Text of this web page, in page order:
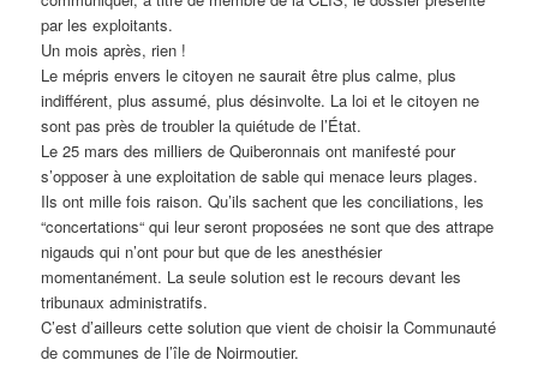
par les exploitants.
Un mois après, rien !
Le mépris envers le citoyen ne saurait être plus calme, plus
indifférent, plus assumé, plus désinvolte. La loi et le citoyen ne
sont pas près de troubler la quiétude de l’État.
Le 25 mars des milliers de Quiberonnais ont manifesté pour
s’opposer à une exploitation de sable qui menace leurs plages.
Ils ont mille fois raison. Qu’ils sachent que les conciliations, les
“concertations“ qui leur seront proposées ne sont que des attrape
nigauds qui n’ont pour but que de les anesthésier
momentanément. La seule solution est le recours devant les
tribunaux administratifs.
C’est d’ailleurs cette solution que vient de choisir la Communauté
de communes de l’île de Noirmoutier.